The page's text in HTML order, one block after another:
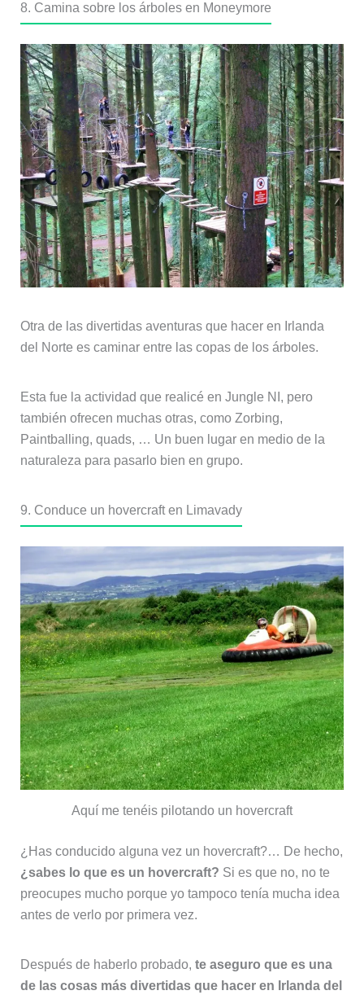
8. Camina sobre los árboles en Moneymore
Otra de las divertidas aventuras que hacer en Irlanda
del Norte es caminar entre las copas de los árboles.
Esta fue la actividad que realicé en Jungle NI, pero
también ofrecen muchas otras, como Zorbing,
Paintballing, quads, … Un buen lugar en medio de la
naturaleza para pasarlo bien en grupo.
9. Conduce un hovercraft en Limavady
Aquí me tenéis pilotando un hovercraft
¿Has conducido alguna vez un hovercraft?… De hecho,
¿sabes lo que es un hovercraft? Si es que no, no te
preocupes mucho porque yo tampoco tenía mucha idea
antes de verlo por primera vez.
Después de haberlo probado, te aseguro que es una
de las cosas más divertidas que hacer en Irlanda del